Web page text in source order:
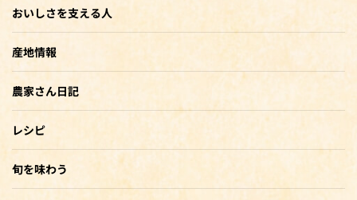
おいしさを支える人
産地情報
農家さん日記
レシピ
旬を味わう